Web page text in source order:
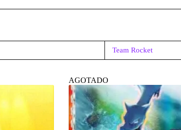
Team Rocket
AGOTADO